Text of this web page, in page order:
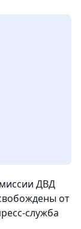
ДВД
от
служба